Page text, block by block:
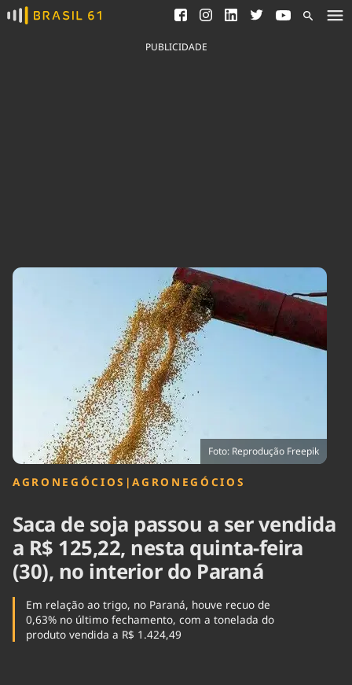
Ver todas as notícias
Saneamento
Indicadores
Comportamento
Cultura
Economia
Educação
Infraestrutura
Internacional
Meio Ambiente
Podcast
Política
PUBLICIDADE
Foto: Reprodução Freepik
AGRONEGÓCIOS |AGRONEGÓCIOS
Saca de soja passou a ser vendida
a R$ 125,22, nesta quinta-feira
(30), no interior do Paraná
Em relação ao trigo, no Paraná, houve recuo de
0,63% no último fechamento, com a tonelada do
produto vendida a R$ 1.424,49